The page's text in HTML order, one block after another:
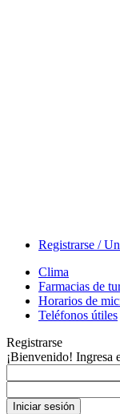
Registrarse /
Clima
Farmacias de
Horarios de
Teléfonos útiles
Registrarse
¡Bienvenido! Ingresa